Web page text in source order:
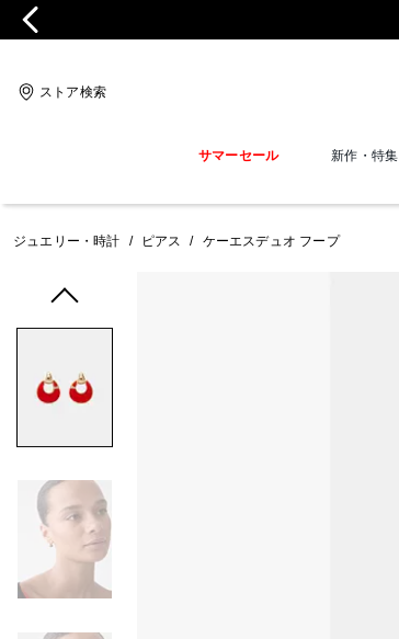
ストア検索
サマーセール 新作・特集
ジュエリー・時計 / ピアス / ケーエスデュオ フープ